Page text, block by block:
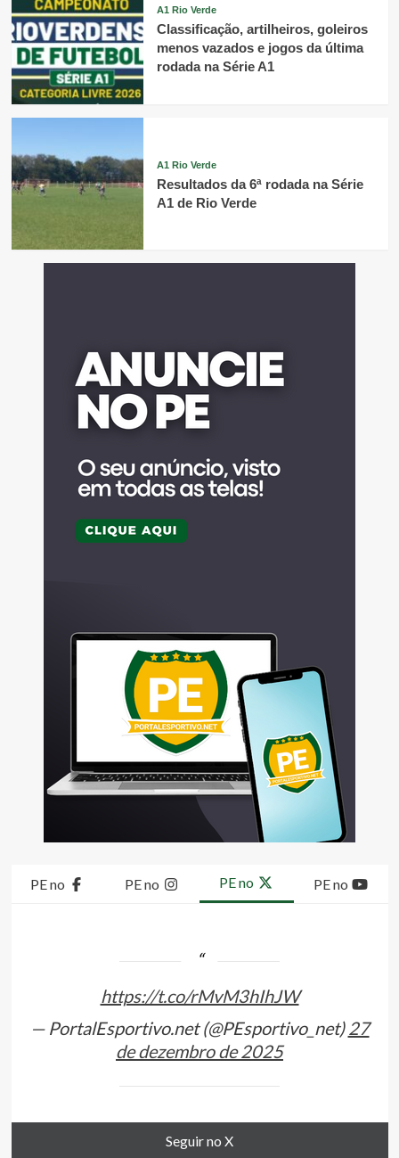
A1 Rio Verde
Classificação, artilheiros, goleiros
menos vazados e jogos da última
rodada na Série A1
A1 Rio Verde
Resultados da 6ª rodada na Série
A1 de Rio Verde
PE no PE no PE no PE no
https://t.co/rMvM3hIhJW
— PortalEsportivo.net (@PEsportivo_net)27
de dezembro de 2025
Seguir no X